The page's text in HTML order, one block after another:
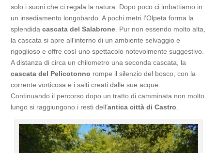
solo i suoni che ci regala la natura. Dopo poco ci imbattiamo in
un insediamento longobardo. A pochi metri l’Olpeta forma la
splendidacascata del Salabrone . Pur non essendo molto alta,
la cascata si apre all’interno di un ambiente selvaggio e
rigoglioso e offre così uno spettacolo notevolmente suggestivo.
A distanza di circa un chilometro una seconda cascata, la
cascata del Pelicotonno rompe il silenzio del bosco, con la
corrente vorticosa e i salti creati dalle sue acque.
Continuando il percorso dopo un tratto di camminata non molto
lungo si raggiungono i resti dell’antica città di Castro